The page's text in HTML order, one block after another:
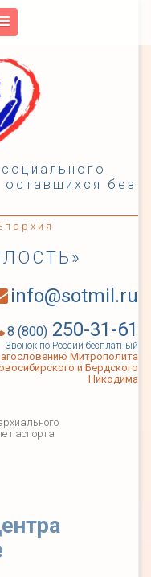
без
info@sotmil.ru
8 (800)250-31-61
Звонок по России бесплатный
Митрополита
и Бердского
Никодима
паспорта